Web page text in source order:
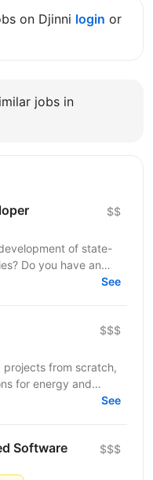
on Djinni login or
jobs in
$$
of state-
Do you have an
systems and...
See
$$$
projects from scratch,
for energy and
Engineer.... See
Software
$$$